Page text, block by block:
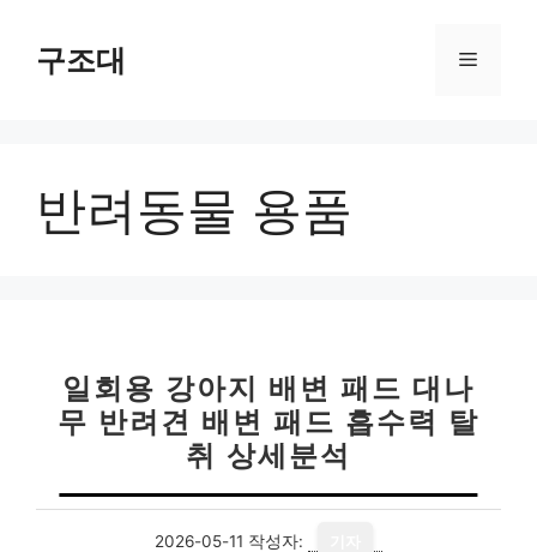
구조대 메
반려동물 용품
일회용 강아지 배변 패드 대나
무 반려견 배변 패드 흡수력 탈
취 상세분석
2026-05-11 작성자: